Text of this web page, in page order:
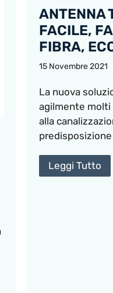
ANTENNA
FACILE,
FIBRA,
15 Novembre 2021
La nuova
agilmente
alla
Leggi Tutto